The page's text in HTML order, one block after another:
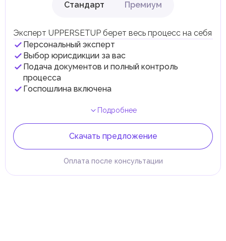
Стандарт Премиум
Эксперт UPPERSETUP берет весь процесс на себя
Персональный эксперт
Выбор юрисдикции за вас
Подача документов и полный контроль
процесса
Госпошлина включена
Подробнее
Скачать предложение
Оплата после консультации